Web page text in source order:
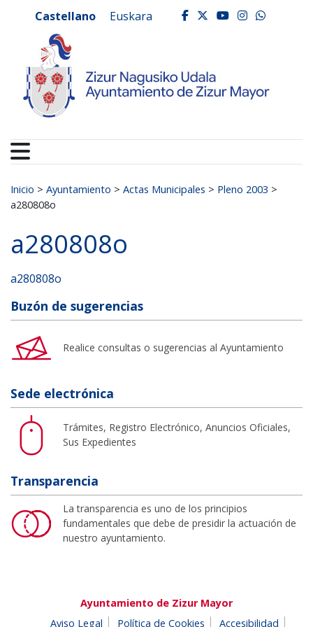
Ayuntamiento de
Castellano Euskara facebook
twitter
youtube
Buscar:
Inicio > Ayuntamiento > Actas Municipales > Pleno 2003 >
a280808o
a280808o
a280808o
Buzón de sugerencias
Realice consultas o sugerencias al Ayuntamiento
Sede electrónica
Trámites, Registro Electrónico, Anuncios Oficiales,
Sus Expedientes
Transparencia
La transparencia es uno de los principios
fundamentales que debe de presidir la actuación de
nuestro ayuntamiento.
Ayuntamiento de Zizur Mayor
Aviso Legal
Política de Cookies Accesibilidad